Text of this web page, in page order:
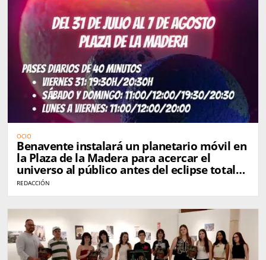
OCIO
Benavente instalará un planetario móvil en
la Plaza de la Madera para acercar el
universo al público antes del eclipse total
de Sol
REDACCIÓN